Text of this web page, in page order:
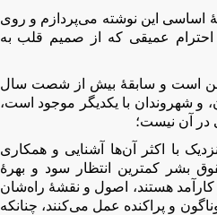
اساسی این نوشته می‌پردازم و روی
احترام عمیقی که از صمیم قلب به
است و سابقۀ بیش از شصت سال
و شهروندان با یکدیگر موجود است،
در آن نیست؛
با اکثر آن‌ها آشنایی و همکاری
بشر کمترین انتظار سود و بهرۀ
هستند، اصول و نقشۀ راه‌شان
و پراکنده عمل می‌کنند، چنانکه